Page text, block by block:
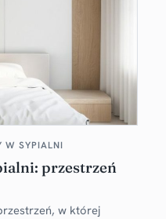
W SYPIALNI
przestrzeń
w której